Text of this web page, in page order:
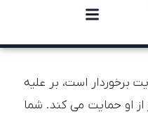
برخوردار است، بر علیه
او حمایت می کند. شما